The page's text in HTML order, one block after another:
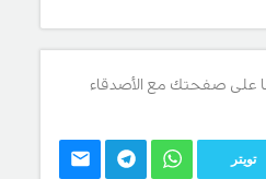
على صفحتك مع الأصدقاء
تويتر